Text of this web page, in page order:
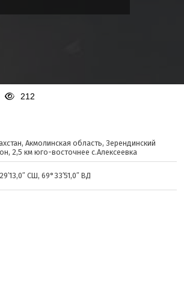
212
Акмолинская область, Зерендинский
2,5 км юго-восточнее с.Алексеевка
СШ, 69°33′51,0″ ВД